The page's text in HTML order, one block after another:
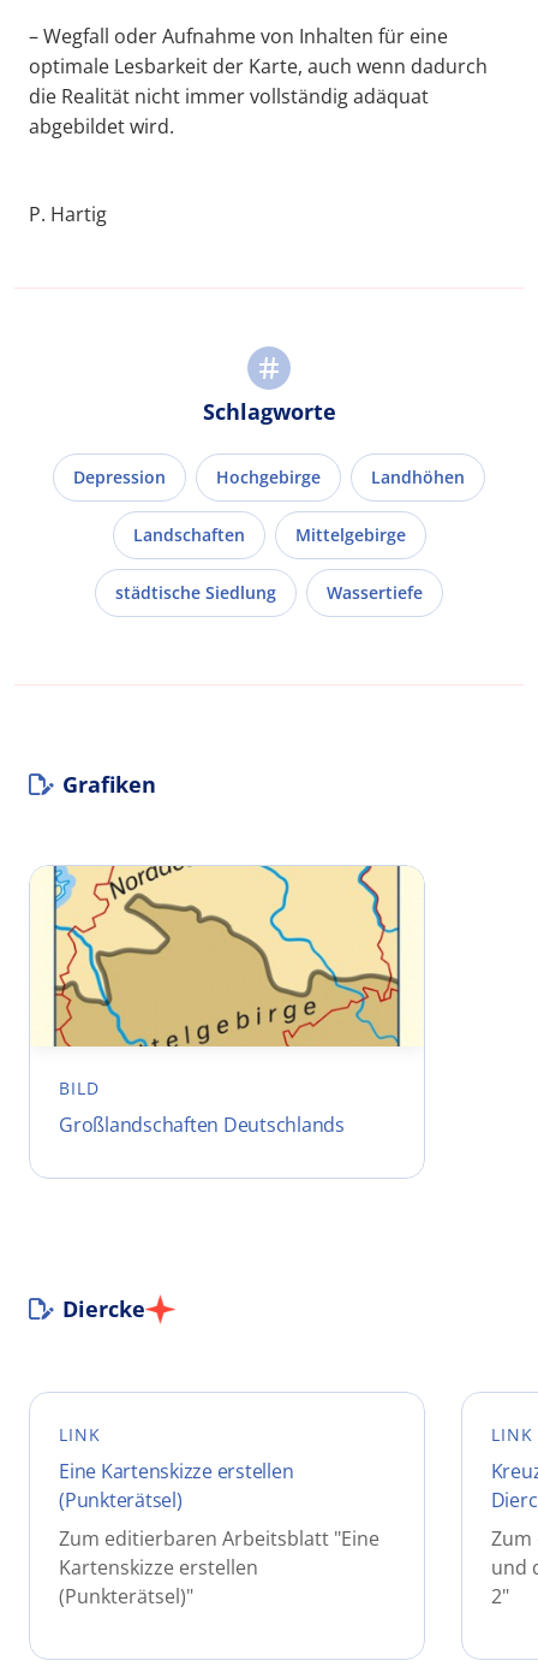
– Wegfall oder Aufnahme von Inhalten für eine
optimale Lesbarkeit der Karte, auch wenn dadurch
die Realität nicht immer vollständig adäquat
abgebildet wird.
P. Hartig
Schlagworte
Depression Hochgebirge Landhöhen
Landschaften Mittelgebirge
städtische Siedlung Wassertiefe
Grafiken
BILD
Großlandschaften Deutschlands
Diercke
LINK
Eine Kartenskizze erstellen
(Punkterätsel)
Zum editierbaren Arbeitsblatt "Eine
Kartenskizze erstellen
(Punkterätsel)"
LINK
Zum
und
2"